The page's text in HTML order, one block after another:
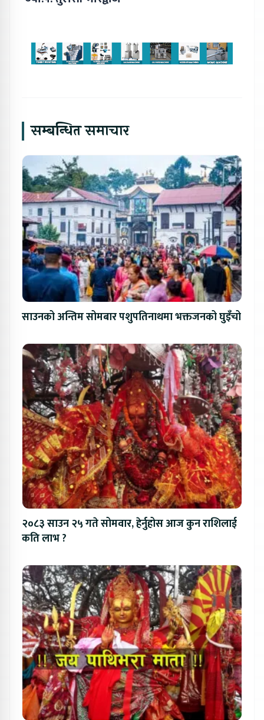
सम्बन्धित समाचार
साउनको अन्तिम सोमबार पशुपतिनाथमा भक्तजनको घुइँचो
२०८३ साउन २५ गते सोमवार, हेर्नुहोस आज कुन राशिलाई
कति लाभ ?